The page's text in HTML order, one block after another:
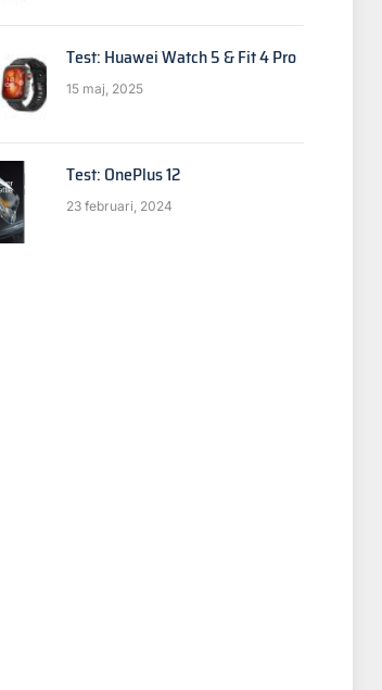
Test: Huawei Watch 5 & Fit 4 Pro
15 maj, 2025
Test: OnePlus 12
23 februari, 2024